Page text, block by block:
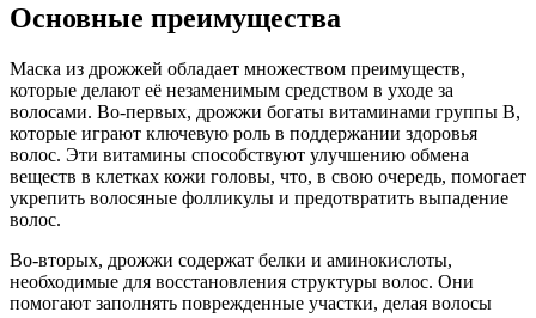
Основные преимущества
Маска из дрожжей обладает множеством преимуществ,
которые делают её незаменимым средством в уходе за
волосами. Во-первых, дрожжи богаты витаминами группы B,
которые играют ключевую роль в поддержании здоровья
волос. Эти витамины способствуют улучшению обмена
веществ в клетках кожи головы, что, в свою очередь, помогает
укрепить волосяные фолликулы и предотвратить выпадение
волос.
Во-вторых, дрожжи содержат белки и аминокислоты,
необходимые для восстановления структуры волос. Они
помогают заполнять поврежденные участки, делая волосы